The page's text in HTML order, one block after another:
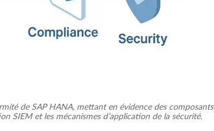
de SAP HANA, mettant en évidence des composants
SIEM et les mécanismes d’application de la sécurité.